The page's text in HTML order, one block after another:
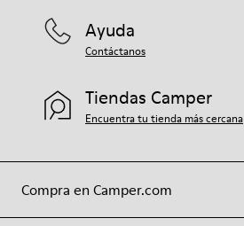
Compra en Camper.com
Ayuda
Contáctanos
Tiendas Camper
Encuentra tu tienda más cercana